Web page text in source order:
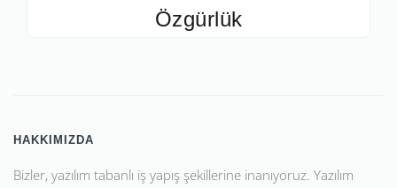
Özgürlük
HAKKIMIZDA
Bizler, yazılım tabanlı iş yapış şekillerine inanıyoruz. Yazılım